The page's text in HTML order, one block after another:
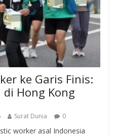
ke Garis Finis:
Hong Kong
Surat Dunia 0
worker asal Indonesia